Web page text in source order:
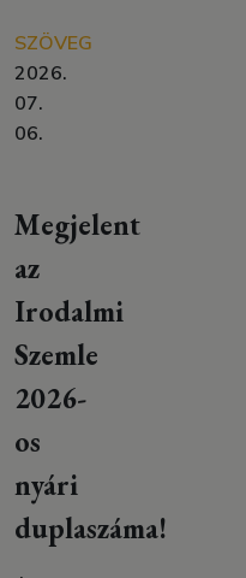
SZÖVEG
2026.
07.
06.
Megjelent
az
Irodalmi
Szemle
2026-
os
nyári
duplaszáma!